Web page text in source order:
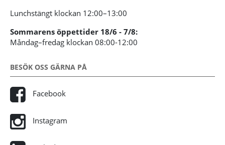
Lunchstängt klockan 12:00–13:00
Sommarens öppettider 18/6 - 7/8:
Måndag–fredag klockan 08:00-12:00
BESÖK OSS GÄRNA PÅ
Facebook
Instagram